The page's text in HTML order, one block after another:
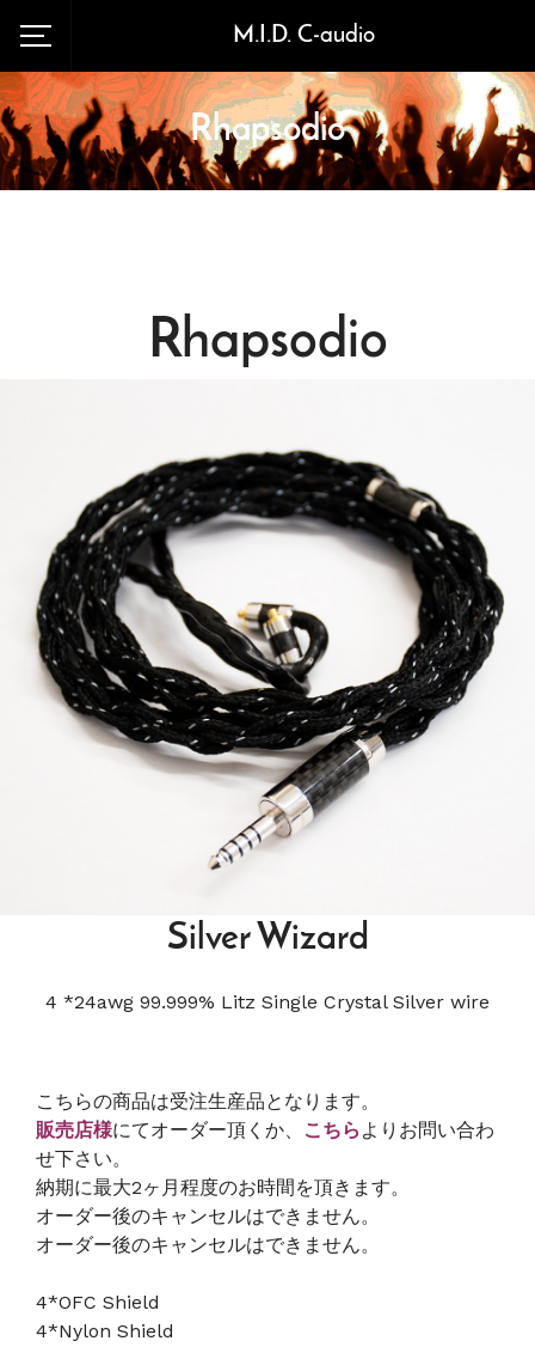
M.I.D. C-audio
Rhapsodio
Rhapsodio
Silver Wizard
4 *24awg 99.999% Litz Single Crystal Silver wire
こちらの商品は受注生産品となります。
販売店様にてオーダー頂くか、 こちら よりお問い合わ
せ下さい。
納期に最大2ヶ月程度のお時間を頂きます。
オーダー後のキャンセルはできません。
オーダー後のキャンセルはできません。
4*OFC Shield
4*Nylon Shield